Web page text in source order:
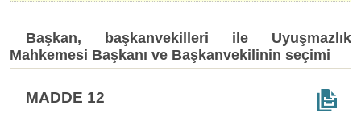
Başkan, başkanvekilleri ile Uyuşmazlık
Mahkemesi Başkanı ve Başkanvekilinin seçimi
MADDE 12